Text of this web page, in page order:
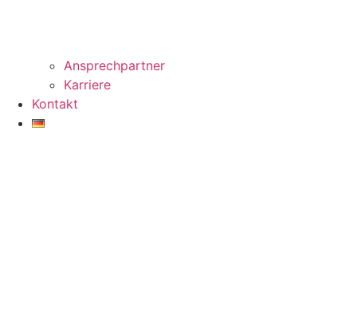
Ansprechpartner
Karriere
Kontakt